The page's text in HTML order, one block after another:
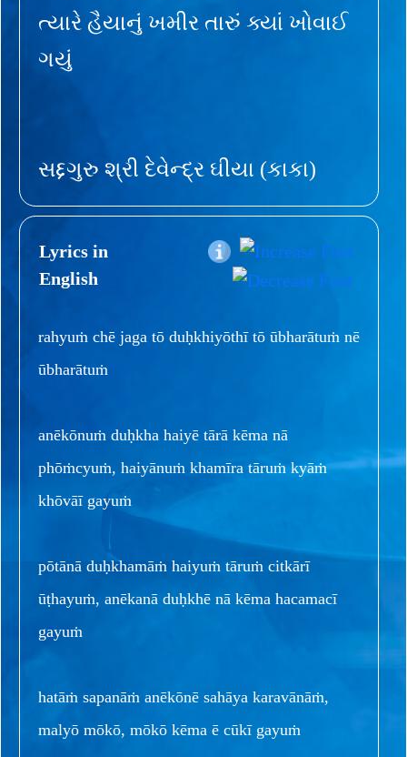
ત્યારે હૈયાનું ખમીર તારું ક્યાં ખોવાઈ
ગયું
સદ્દગુરુ શ્રી દેવેન્દ્ર ઘીયા (કાકા)
Lyrics in
English
rahyuṁ chē jaga tō duḥkhiyōthī tō ūbharātuṁ nē
ūbharātuṁ
anēkōnuṁ duḥkha haiyē tārā kēma nā
phōṁcyuṁ, haiyānuṁ khamīra tāruṁ kyāṁ
khōvāī gayuṁ
pōtānā duḥkhamāṁ haiyuṁ tāruṁ citkārī
ūṭhayuṁ, anēkanā duḥkhē nā kēma hacamacī
gayuṁ
hatāṁ sapanāṁ anēkōnē sahāya karavānāṁ,
malyō mōkō, mōkō kēma ē cūkī gayuṁ